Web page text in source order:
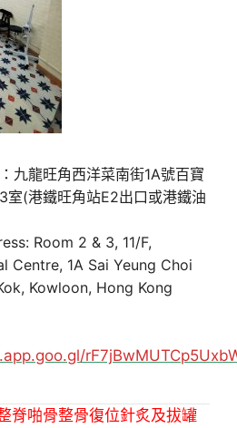
九龍旺角西洋菜南街1A號百寶
室(港鐵旺角站E2出口或港鐵油
Room 2 & 3, 11/F,
Centre, 1A Sai Yeung Choi
Kowloon, Hong Kong
脊啪骨整骨復位針炙及拔罐